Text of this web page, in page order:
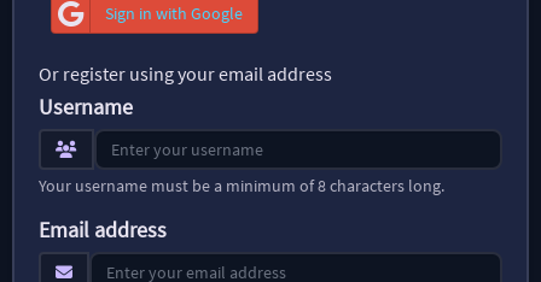
Sign in with Google
Or register using your email address
Username
Your username must be a minimum of 8 characters long.
Email address